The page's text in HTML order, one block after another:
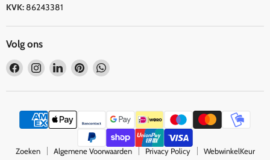
KVK:86243381
Volg ons
Vind
ons
op
Vind
ons
op
Vind
ons
op
Vind
ons
op
Vind
op
Zoeken Algemene Voorwaarden Privacy Policy WebwinkelKeur